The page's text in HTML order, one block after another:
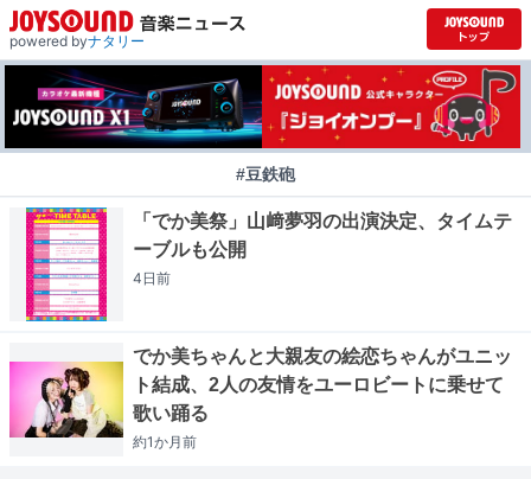
powered byナタリー
#豆鉄砲
「でか美祭」山﨑夢羽の出演決定、タイムテ
ーブルも公開
4日前
でか美ちゃんと大親友の絵恋ちゃんがユニッ
ト結成、2人の友情をユーロビートに乗せて
歌い踊る
約1か月前